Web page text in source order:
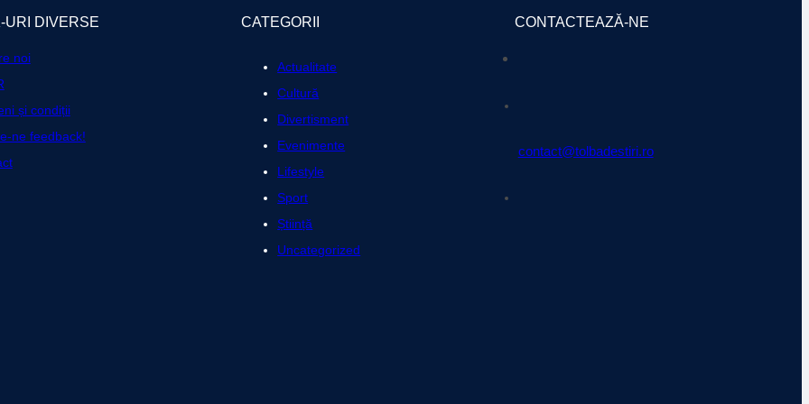
URI DIVERSE
noi
și condiții
ne feedback!
CATEGORII
Actualitate
Cultură
Divertisment
Evenimente
Lifestyle
Sport
Știință
Uncategorized
CONTACTEAZĂ-NE
contact@tolbadestiri.ro